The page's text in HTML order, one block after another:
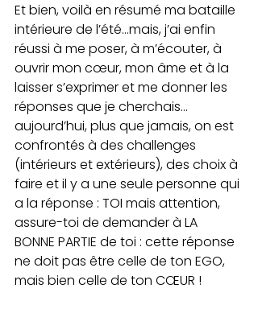
Et bien, voilà en résumé ma bataille
intérieure de l’été…mais, j’ai enfin
réussi à me poser, à m’écouter, à
ouvrir mon cœur, mon âme et à la
laisser s’exprimer et me donner les
réponses que je cherchais…
aujourd’hui, plus que jamais, on est
confrontés à des challenges
(intérieurs et extérieurs), des choix à
faire et il y a une seule personne qui
a la réponse : TOI mais attention,
assure-toi de demander à LA
BONNE PARTIE de toi : cette réponse
ne doit pas être celle de ton EGO,
mais bien celle de ton CŒUR !